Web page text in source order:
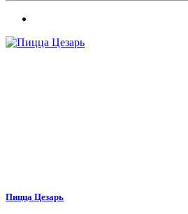
Пицца Цезарь